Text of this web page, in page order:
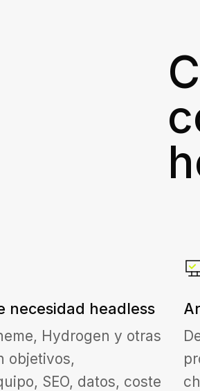
necesidad headless
Hydrogen y otras
objetivos,
SEO, datos, coste